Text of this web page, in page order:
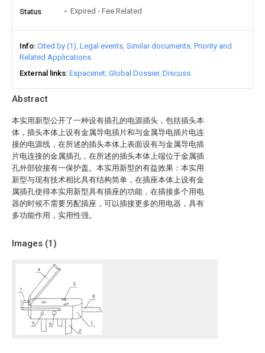
Abstract
本实用新型公开了一种设有插孔的电源插头，包括插头本
体，插头本体上设有金属导电插片和与金属导电插片电连
接的电源线，在所述的插头本体上表面设有与金属导电插
片电连接的金属插孔，在所述的插头本体上端位于金属插
孔外部铰接有一保护盖。本实用新型的有益效果：本实用
新型与现有技术相比具有结构简单，在插座本体上设有金
属插孔使得本实用新型具有插座的功能，在插接多个用电
器的时候不需要另配插座，可以插接更多的用电器，具有
多功能作用，实用性强。
Images (1)
Status Expired - Fee Related
Info Cited by (1) Legal events Similar documents Priority and
Related Applications
External links Espacenet Global Dossier Discuss